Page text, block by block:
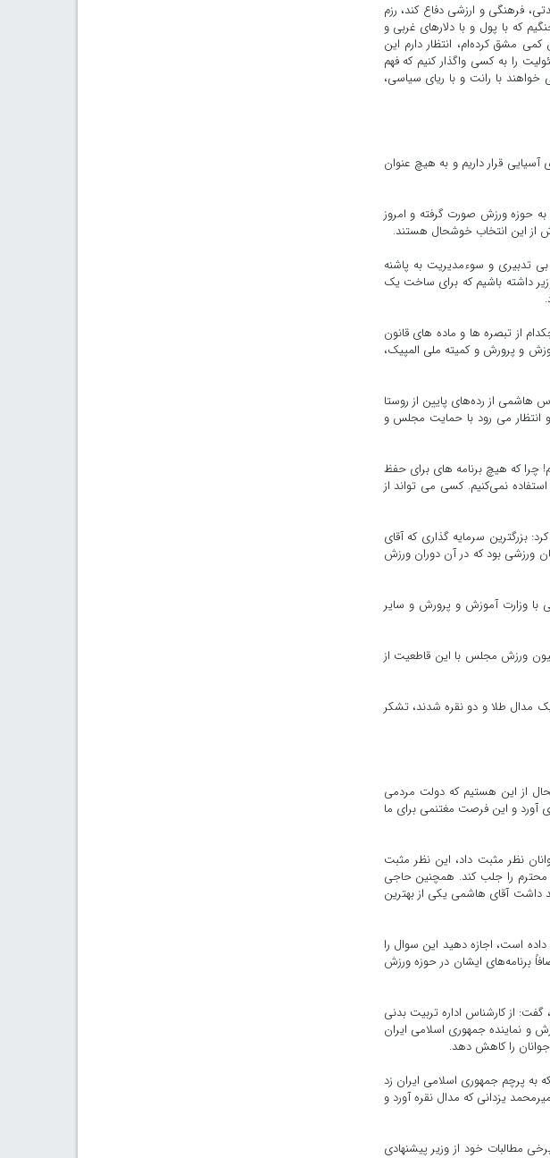
فرهنگی و ارزشی دفاع کند، رزم
با نظام سلطه ای می‌جنگیم که با پول و با دلارهای غربی و
مشق کرده‌ام، انتظار دارم این
را به کسی واگذار کنیم که فهم
با رانت و با ریای سیاسی،
قرار داریم و به هیچ عنوان
حوزه ورزش صورت گرفته و امروز
از این انتخاب خوشحال هستند.
تدبیری و سوءمدیریت به پاشنه
داشته باشیم که برای ساخت یک
از تبصره ها و ماده های قانون
و پرورش و کمیته ملی المپیک،
از رده‌های پایین از روستا
انتظار می رود با حمایت مجلس و
چرا که هیچ برنامه های برای حفظ
نمی‌کنیم. کسی می تواند از
بزرگترین سرمایه گذاری که آقای
ورزشی بود که در آن دوران ورزش
با وزارت آموزش و پرورش و سایر
ورزش مجلس با این قاطعیت از
مدال طلا و دو نقره شدند، تشکر
از این هستیم که دولت مردمی
آورد و این فرصت مغتنمی برای ما
نظر مثبت داد، این نظر مثبت
محترم را جلب کند. همچنین حاجی
داشت آقای هاشمی یکی از بهترین‌
است، اجازه دهید این سوال را
برنامه‌های ایشان در حوزه ورزش
از کارشناس اداره تربیت بدنی
نماینده جمهوری اسلامی ایران
جوانان را کاهش دهد.
به پرچم جمهوری اسلامی ایران زد
یزدانی که مدال نقره آورد و
مطالبات خود از وزیر پیشنهادی